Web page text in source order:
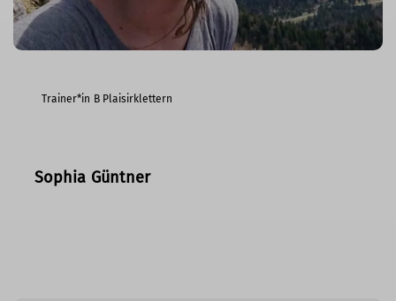
Trainer*in B Plaisirklettern
Sophia Güntner